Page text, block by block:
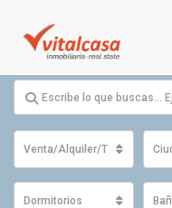
Venta/Alquiler/Traspaso
Dormitorios